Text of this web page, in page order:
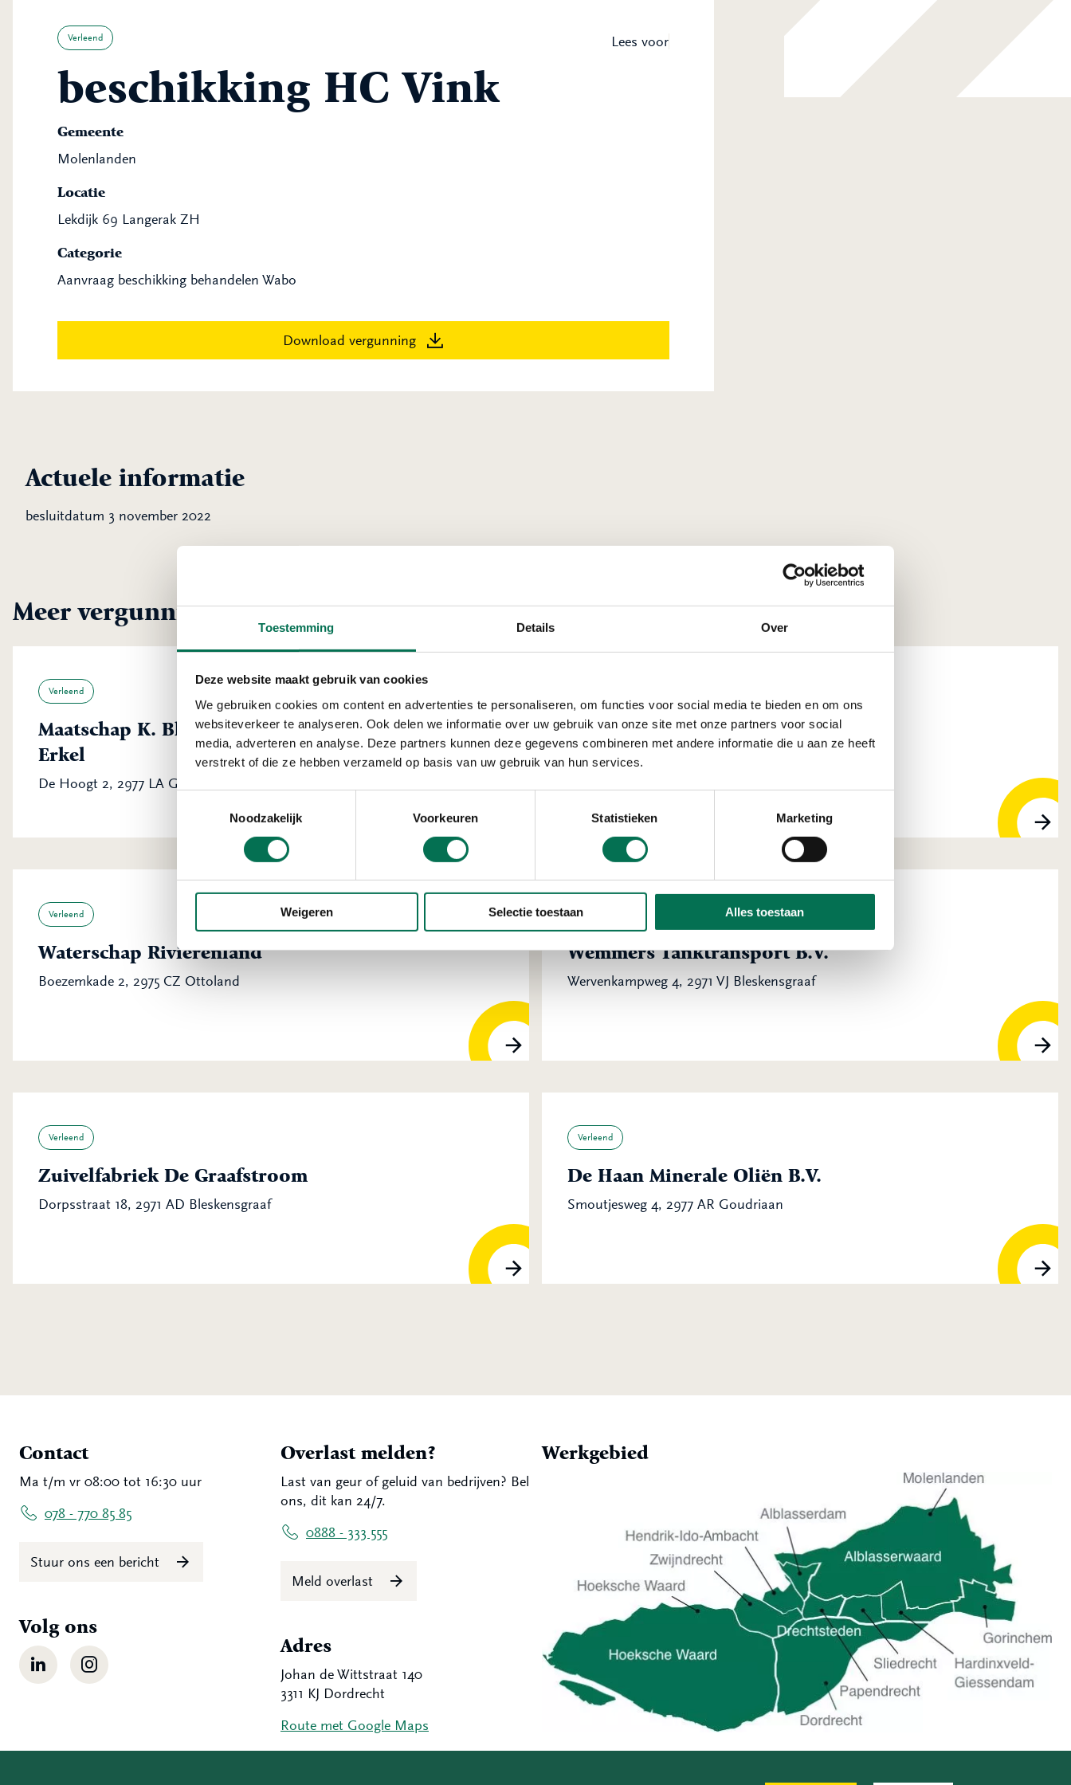
Toestemming Details Over
Deze website maakt gebruik van cookies
We gebruiken cookies om content en advertenties te personaliseren, om functies voor social media te bieden en om ons
websiteverkeer te analyseren. Ook delen we informatie over uw gebruik van onze site met onze partners voor social
media, adverteren en analyse. Deze partners kunnen deze gegevens combineren met andere informatie die u aan ze heeft
verstrekt of die ze hebben verzameld op basis van uw gebruik van hun services.
Noodzakelijk
Voorkeuren Statistieken Marketing
Weigeren Selectie toestaan Alles toestaan
Lees voor
Verleend
beschikking HC Vink
Gemeente
Molenlanden
Locatie
Lekdijk 69 Langerak ZH
Categorie
Aanvraag beschikking behandelen Wabo
Download vergunning
Actuele informatie
besluitdatum 3 november 2022
Meer vergunningen uit Molenlanden
Verleend
Maatschap K. Blokland en H.G.H. Blokland-
Erkel
De Hoogt 2, 2977 LA Goudriaan
Den Hartog B.V.
Wilgenweg 4, 2964 AM Groot-Ammers
Verleend
Waterschap Rivierenland
Boezemkade 2, 2975 CZ Ottoland
Verleend
Wemmers Tanktransport B.V.
Wervenkampweg 4, 2971 VJ Bleskensgraaf
Verleend
Zuivelfabriek De Graafstroom
Dorpsstraat 18, 2971 AD Bleskensgraaf
Verleend
De Haan Minerale Oliën B.V.
Smoutjesweg 4, 2977 AR Goudriaan
Contact
Ma t/m vr 08:00 tot 16:30 uur
078 - 770 85 85
Stuur ons een bericht
Volg ons
LinkedIn Instagram
Overlast melden?
Last van geur of geluid van bedrijven? Bel
ons, dit kan 24/7.
0888 - 333 555
Meld overlast
Adres
Johan de Wittstraat 140
3311 KJ Dordrecht
Route met Google Maps
Werkgebied